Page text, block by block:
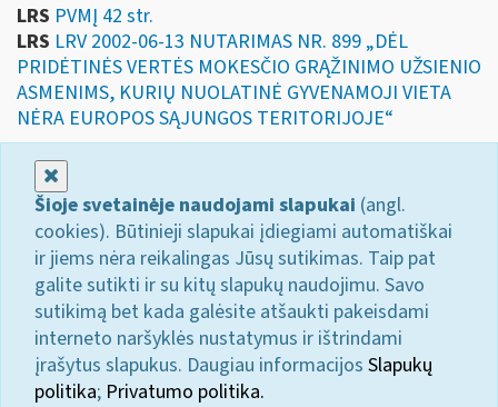
LRS PVMĮ 42 str.
LRS LRV 2002-06-13 NUTARIMAS NR. 899 „DĖL
PRIDĖTINĖS VERTĖS MOKESČIO GRĄŽINIMO UŽSIENIO
ASMENIMS, KURIŲ NUOLATINĖ GYVENAMOJI VIETA
NĖRA EUROPOS SĄJUNGOS TERITORIJOJE“
Šioje svetainėje naudojami slapukai (angl.
cookies). Būtinieji slapukai įdiegiami automatiškai
ir jiems nėra reikalingas Jūsų sutikimas. Taip pat
galite sutikti ir su kitų slapukų naudojimu. Savo
sutikimą bet kada galėsite atšaukti pakeisdami
interneto naršyklės nustatymus ir ištrindami
įrašytus slapukus. Daugiau informacijos Slapukų
politika; Privatumo politika.